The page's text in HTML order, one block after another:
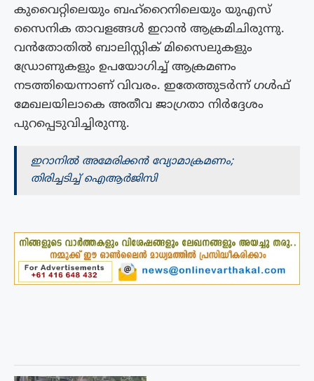
കുവൈറ്റിലെയും ബഹ്‌റൈനിലെയും യുഎസ്
സൈനിക താവളങ്ങൾ ഇറാൻ ആക്രമിചിരുന്നു.
വൻതോതിൽ ബാലിസ്റ്റിക് മിസൈലുകളും
ഡ്രോണുകളും ഉപയോഗിച്ച് ആക്രമണം
നടത്തിയെന്നാണ് വിവരം. ഇതേത്തുടർന്ന് ഗൾഫ്
മേഖലയിലാകെ അതീവ ജാഗ്രതാ നിർദ്ദേശം
പുറപ്പെടുവിച്ചിരുന്നു.
ഇറാനിൽ അമേരിക്കൻ വ്യോമാക്രമണം;
തിരിച്ചടിച്ച്‌ ഐആർജിസി